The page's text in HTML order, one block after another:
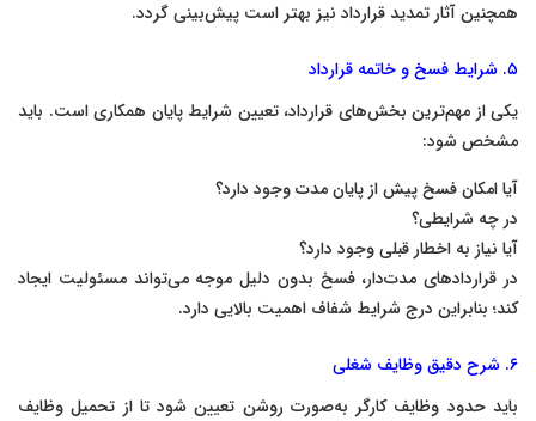
همچنین آثار تمدید قرارداد نیز بهتر است پیش‌بینی گردد.
۵. شرایط فسخ و خاتمه قرارداد
یکی از مهم‌ترین بخش‌های قرارداد، تعیین شرایط پایان همکاری است. باید
مشخص شود:
آیا امکان فسخ پیش از پایان مدت وجود دارد؟
در چه شرایطی؟
آیا نیاز به اخطار قبلی وجود دارد؟
در قراردادهای مدت‌دار، فسخ بدون دلیل موجه می‌تواند مسئولیت ایجاد
کند؛ بنابراین درج شرایط شفاف اهمیت بالایی دارد.
۶. شرح دقیق وظایف شغلی
باید حدود وظایف کارگر به‌صورت روشن تعیین شود تا از تحمیل وظایف